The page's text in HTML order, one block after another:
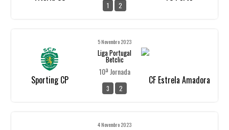
1 2
Sporting CP
5 Novembro 2023
Liga Portugal
Betclic
10ª Jornada
3 2
CF Estrela Amadora
4 Novembro 2023